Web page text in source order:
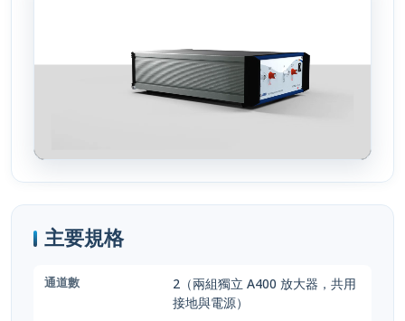
主要規格
通道數
2（兩組獨立 A400 放大器，共用
接地與電源）